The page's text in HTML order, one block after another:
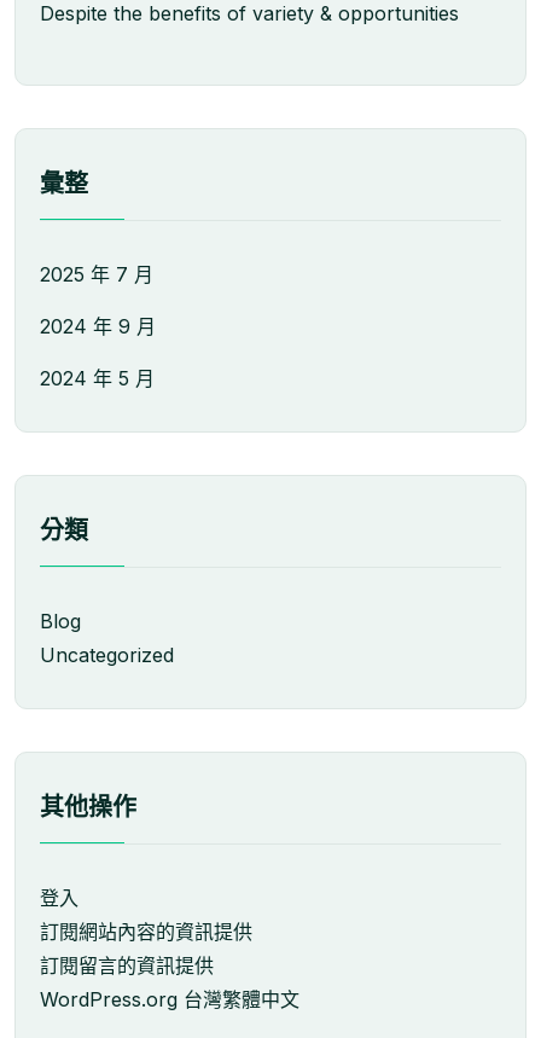
Despite the benefits of variety & opportunities
彙整
2025 年 7 月
2024 年 9 月
2024 年 5 月
分類
Blog
Uncategorized
其他操作
登入
訂閱網站內容的資訊提供
訂閱留言的資訊提供
WordPress.org 台灣繁體中文